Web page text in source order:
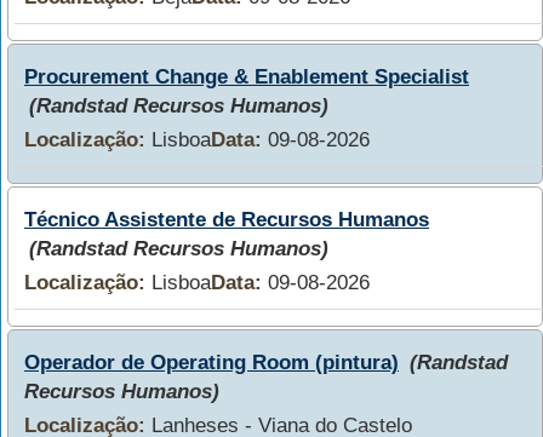
Procurement Change & Enablement Specialist
(Randstad Recursos Humanos)
Localização: LisboaData: 09-08-2026
Técnico Assistente de Recursos Humanos
(Randstad Recursos Humanos)
Localização: LisboaData: 09-08-2026
Operador de Operating Room (pintura) (Randstad
Recursos Humanos)
Localização: Lanheses - Viana do Castelo